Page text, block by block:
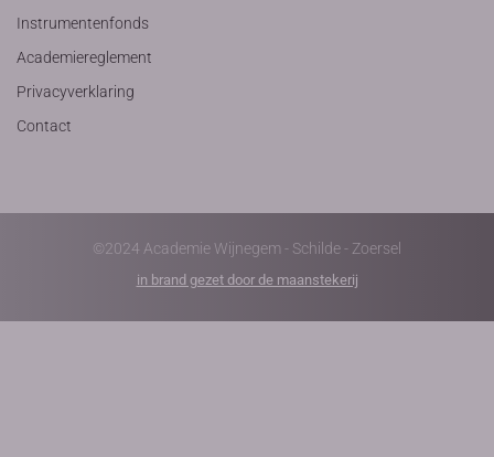
Instrumentenfonds
Academiereglement
Privacyverklaring
Contact
©2024 Academie Wijnegem - Schilde - Zoersel
in brand gezet door de maanstekerij